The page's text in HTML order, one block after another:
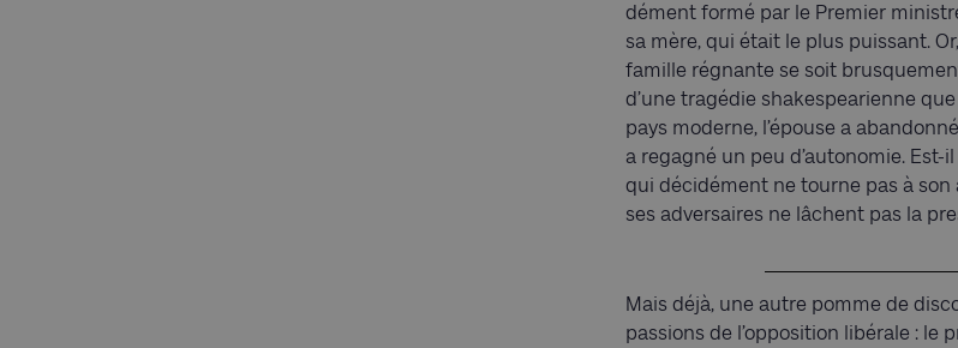
dément formé par le Premier
sa mère, qui était le plus puissant.
famille régnante se soit
d’une tragédie shakespearienne
pays moderne, l’épouse a
a regagné un peu d’autonomie.
qui décidément ne tourne pas à son
ses adversaires ne lâchent pas la
Mais déjà, une autre pomme de
passions de l’opposition libérale : le